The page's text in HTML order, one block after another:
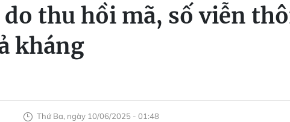
thu hồi mã, số viễn
kháng
Thứ Ba, ngày 10/06/2025 - 01:48